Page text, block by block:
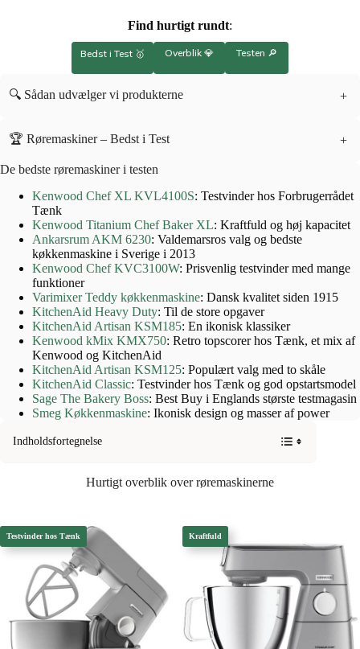
Find hurtigt rundt:
Bedst i Test 🥇 Overblik 💎 Testen 🔎
🔍 Sådan udvælger vi produkterne +
🏆 Røremaskiner – Bedst i Test +
De bedste røremaskiner i testen
Kenwood Chef XL KVL4100S: Testvinder hos Forbrugerrådet
Tænk
Kenwood Titanium Chef Baker XL: Kraftfuld og høj kapacitet
Ankarsrum AKM 6230: Valdemarsros valg og bedste
køkkenmaskine i Sverige i 2013
Kenwood Chef KVC3100W: Prisvenlig testvinder med mange
funktioner
Varimixer Teddy køkkenmaskine: Dansk kvalitet siden 1915
KitchenAid Heavy Duty: Til de store opgaver
KitchenAid Artisan KSM185: En ikonisk klassiker
Kenwood kMix KMX750: Retro topscorer hos Tænk, et mix af
Kenwood og KitchenAid
KitchenAid Artisan KSM125: Populært valg med to skåle
KitchenAid Classic: Testvinder hos Tænk og god opstartsmodel
Sage The Bakery Boss: Best Buy i Englands største testmagasin
Smeg Køkkenmaskine: Ikonisk design og masser af power
Indholdsfortegnelse
Hurtigt overblik over røremaskinerne
Testvinder hos Tænk Kraftfuld